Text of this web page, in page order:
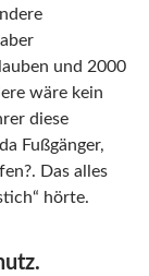
und 2000
wäre kein
diese
Fußgänger,
Das alles
hörte.